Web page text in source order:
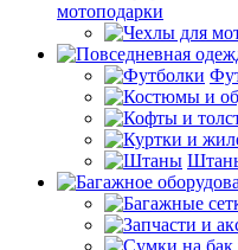
мотоподарки